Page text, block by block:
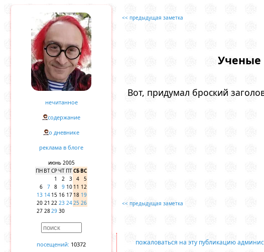
нечитанное
содержание
о дневнике
реклама в блоге
июнь 2005
ПН ВТСРЧТ ПТСБВС
1
2 3 4
5
6
7 8 9 10 11 12
13 14 15 16 17 18 19
20 21 22 23 2425 26
27 2829 30
посещений: 10372
<< предыдущая заметка
Ученые
Вот, придумал броский
<< предыдущая заметка
пожаловаться на эту публикацию